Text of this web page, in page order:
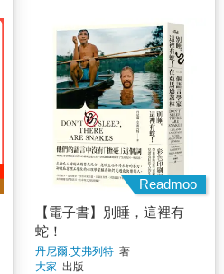
Readmoo
【電子書】別睡，這裡有
蛇！
丹尼爾.艾弗列特 著
大家 出版